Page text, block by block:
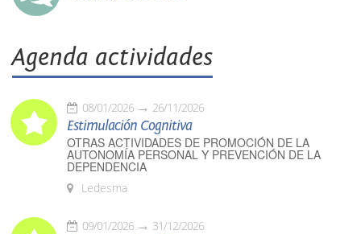
Agenda actividades
08/01/2026 26/11/2026
Estimulación Cognitiva
OTRAS ACTIVIDADES DE PROMOCIÓN DE LA
AUTONOMÍA PERSONAL Y PREVENCIÓN DE LA
DEPENDENCIA
Ledesma
09/01/2026 31/12/2026